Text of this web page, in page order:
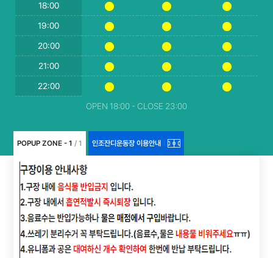
18:00
19:00
20:00
21:00
22:00
OPEN 18:00 - CLOSE 23:00
POPUP ZONE - 1 / 1 인조잔디운동장 이용안내